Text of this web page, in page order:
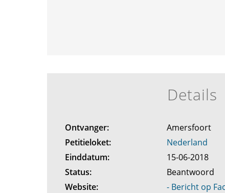
Details
Ontvanger:
Amersfoort
Petitieloket:
Nederland
Einddatum:
15-06-2018
Status:
Beantwoord
Website:
- Bericht op